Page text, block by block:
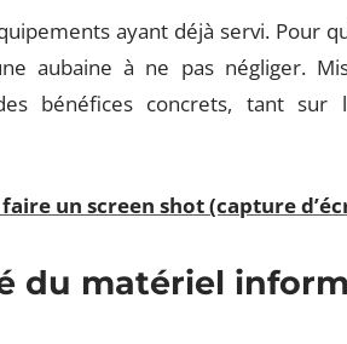
ayant déjà servi. Pour
aubaine à ne pas négliger.
bénéfices concrets, tant sur
un screen shot (capture
du matériel